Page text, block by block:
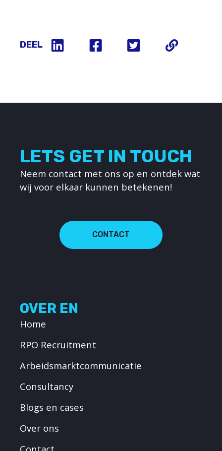
DEEL
LETS GET IN TOUCH
Neem contact met ons op en ontdek wat
wij voor elkaar kunnen betekenen!
CONTACT
OVER EN
Home
RPO Recruitment
Arbeidsmarktcommunicatie
Consultancy
Blogs en cases
Over ons